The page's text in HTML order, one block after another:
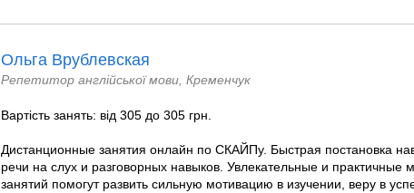
Ольга Врублевская
Репетитор англійської мови, Кременчук
Вартість занять: від 305 до 305 грн.
Дистанционные занятия онлайн по СКАЙПу. Быстрая постановка
речи на слух и разговорных навыков. Увлекательные и практичные
занятий помогут развить сильную мотивацию в изучении, веру в